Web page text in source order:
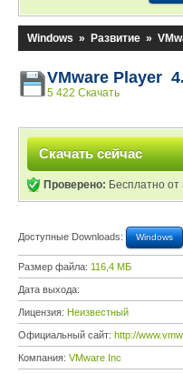
Windows » Развитие »
VMware Player
5 422 Скачать
Скачать сейчас
Проверено: Бесплатно от
Доступные Downloads: Windows
Размер файла: 116,4 МБ
Дата выхода:
Лицензия: Неизвестный
Официальный сайт: http://
Компания: VMware Inc